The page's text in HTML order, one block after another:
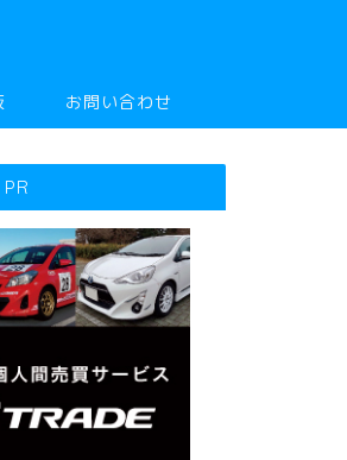
お問い合わせ
PR